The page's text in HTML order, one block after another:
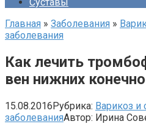
Главная » Заболевания »
заболевания
Как лечить
вен нижних
15.08.2016Рубрика: Варикоз и
заболеванияАвтор: Ирина